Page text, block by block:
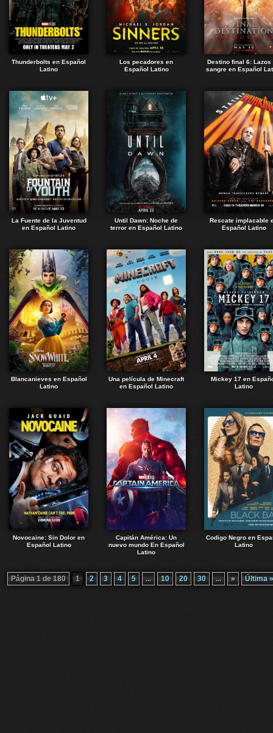
Thunderbolts en Español
Latino
Los pecadores en
Español Latino
Destino final 6: Lazos
sangre en Español
La Fuente de la Juventud
en Español Latino
Until Dawn: Noche de
terror en Español Latino
Rescate implacable
Español Latino
Blancanieves en Español
Latino
Una película de Minecraft
en Español Latino
Mickey 17 en
Latino
Novocaine: Sin Dolor en
Español Latino
Capitán América: Un
nuevo mundo En Español
Latino
Codigo Negro en
Latino
Página 1 de 180 1 2 3 4 5 ... 10 20 30 ... » Última »